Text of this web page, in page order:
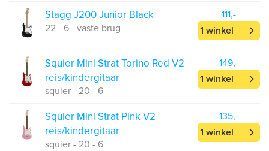
Stagg J200 Junior Black
22 - 6 - vaste brug
111,-
1 winkel
Squier Mini Strat Torino Red V2
reis/kindergitaar
squier - 20 - 6
149,-
1 winkel
Squier Mini Strat Pink V2
reis/kindergitaar
squier - 20 - 6
135,-
1 winkel